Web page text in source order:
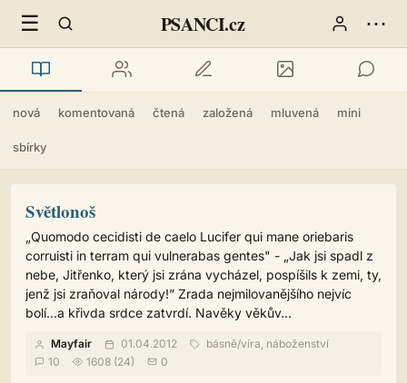
☰ PSANCI.cz ⋯
nová komentovaná čtená založená mluvená mini
sbírky
Světlonoš
„Quomodo cecidisti de caelo Lucifer qui mane oriebaris
corruisti in terram qui vulnerabas gentes" - „Jak jsi spadl z
nebe, Jitřenko, který jsi zrána vycházel, pospíšils k zemi, ty,
jenž jsi zraňoval národy!” Zrada nejmilovanějšího nejvíc
bolí...a křivda srdce zatvrdí. Navěky věkův...
Mayfair 01.04.2012 básně/víra, náboženství
10
1608 (24) 0